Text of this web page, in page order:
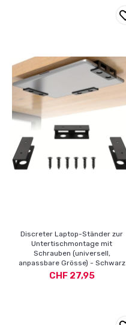
Discreter Laptop-Ständer zur
Untertischmontage mit
Schrauben (universell,
anpassbare Grösse) - Schwarz
CHF 27,95